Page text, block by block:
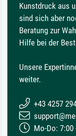
Kunstdruck aus
sind sich aber
Beratung zur
Hilfe bei der
Unsere
weiter.
+43 4257
Mo-Do: 7:00